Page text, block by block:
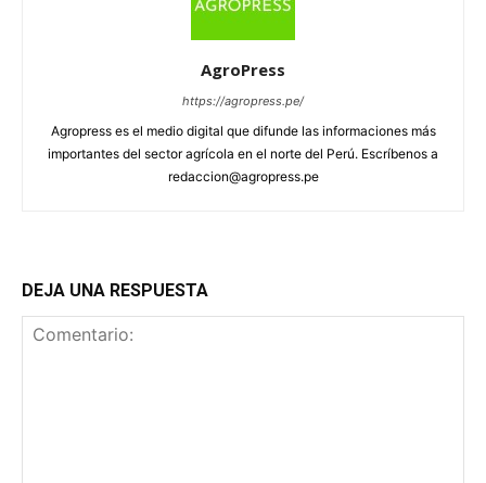
AgroPress
https://agropress.pe/
Agropress es el medio digital que difunde las informaciones más
importantes del sector agrícola en el norte del Perú. Escríbenos a
redaccion@agropress.pe
DEJA UNA RESPUESTA